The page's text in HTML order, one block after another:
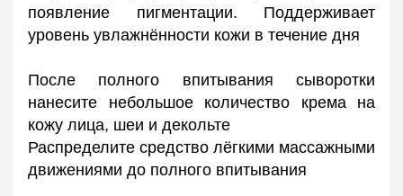
появление пигментации. Поддерживает
уровень увлажнённости кожи в течение дня
После полного впитывания сыворотки
нанесите небольшое количество крема на
кожу лица, шеи и декольте
Распределите средство лёгкими массажными
движениями до полного впитывания